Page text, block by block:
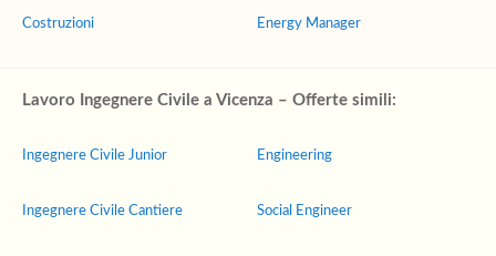
Costruzioni Energy Manager
Lavoro Ingegnere Civile a Vicenza – Offerte simili:
Ingegnere Civile Junior
Ingegnere Civile Cantiere
Engineering
Social Engineer